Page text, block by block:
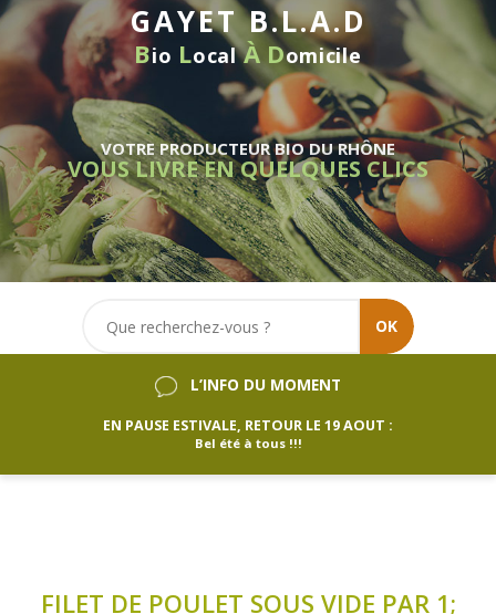
GAYET B.L.A.D
Bio LocalÀ Domicile
VOTRE PRODUCTEUR BIO DU RHÔNE
VOUS LIVRE EN QUELQUES CLICS
OK
L’INFO DU MOMENT
EN PAUSE ESTIVALE, RETOUR LE 19 AOUT :
Bel été à tous !!!
FILET DE POULET SOUS VIDE PAR 1;